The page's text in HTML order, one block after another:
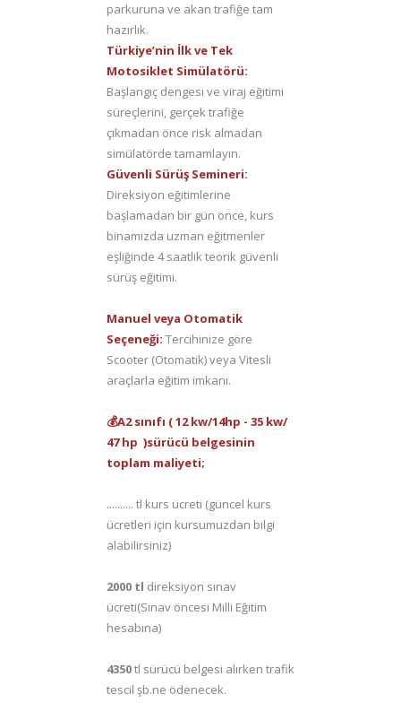
parkuruna ve akan trafiğe tam
hazırlık.
Türkiye’nin İlk ve Tek
Motosiklet Simülatörü:
Başlangıç dengesi ve viraj eğitimi
süreçlerini, gerçek trafiğe
çıkmadan önce risk almadan
simülatörde tamamlayın.
Güvenli Sürüş Semineri:
Direksiyon eğitimlerine
başlamadan bir gün önce, kurs
binamızda uzman eğitmenler
eşliğinde 4 saatlik teorik güvenli
sürüş eğitimi.
Manuel veya Otomatik
Seçeneği: Tercihinize göre
Scooter (Otomatik) veya Vitesli
araçlarla eğitim imkanı.
💰A2 sınıfı ( 12 kw/14hp - 35 kw/
47 hp )sürücü belgesinin
toplam maliyeti;
.......... tl kurs ücreti (güncel kurs
ücretleri için kursumuzdan bilgi
alabilirsiniz)
2000 tl direksiyon sınav
ücreti(Sınav öncesi Milli Eğitim
hesabına)
4350tl sürücü belgesi alırken trafik
tescil şb.ne ödenecek.